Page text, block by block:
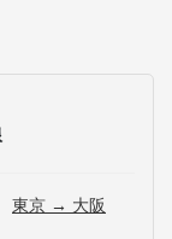
東京 → 大阪